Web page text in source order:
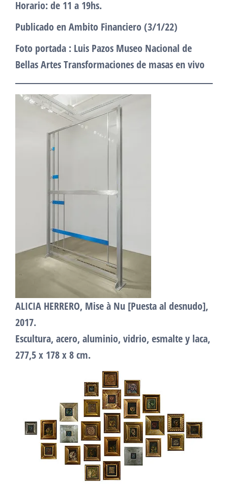
Horario: de 11 a 19hs.
Publicado en Ambito Financiero (3/1/22)
Foto portada : Luis Pazos Museo Nacional de
Bellas Artes Transformaciones de masas en vivo
ALICIA HERRERO, Mise à Nu [Puesta al desnudo],
2017.
Escultura, acero, aluminio, vidrio, esmalte y laca,
277,5 x 178 x 8 cm.